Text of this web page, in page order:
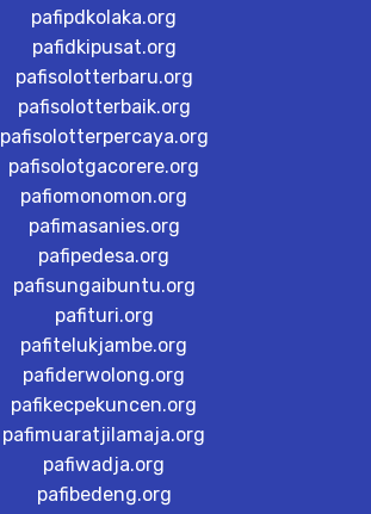
pafipdkolaka.org
pafidkipusat.org
pafisolotterbaru.org
pafisolotterbaik.org
pafisolotterpercaya.org
pafisolotgacorere.org
pafiomonomon.org
pafimasanies.org
pafipedesa.org
pafisungaibuntu.org
pafituri.org
pafitelukjambe.org
pafiderwolong.org
pafikecpekuncen.org
pafimuaratjilamaja.org
pafiwadja.org
pafibedeng.org